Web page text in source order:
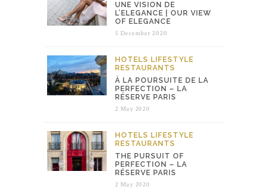
UNE VISION DE
L’ELEGANCE | OUR VIEW
OF ELEGANCE
5 December 2020
HOTELS LIFESTYLE
RESTAURANTS
À LA POURSUITE DE LA
PERFECTION – LA
RÉSERVE PARIS
2 May 2020
HOTELS LIFESTYLE
RESTAURANTS
THE PURSUIT OF
PERFECTION – LA
RÉSERVE PARIS
2 May 2020